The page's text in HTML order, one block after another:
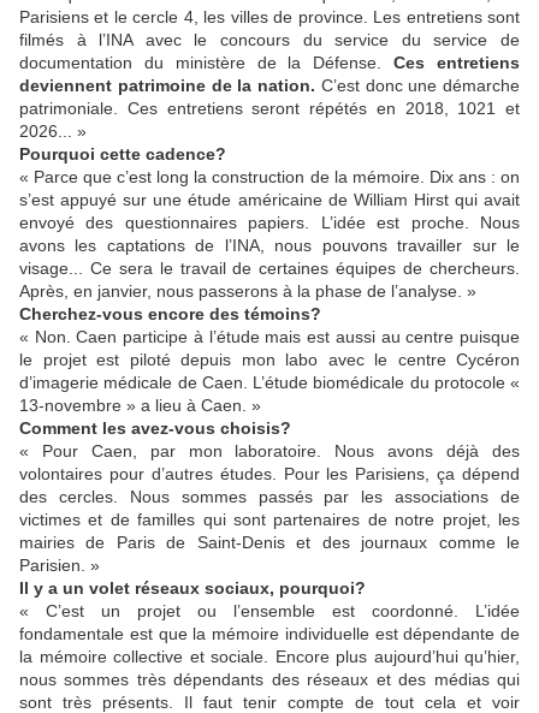
Parisiens et le cercle 4, les villes de province. Les entretiens sont
filmés à l’INA avec le concours du service du service de
documentation du ministère de la Défense.Ces entretiens
deviennent patrimoine de la nation. C’est donc une démarche
patrimoniale. Ces entretiens seront répétés en 2018, 1021 et
2026... »
Pourquoi cette cadence?
« Parce que c’est long la construction de la mémoire. Dix ans : on
s’est appuyé sur une étude américaine de William Hirst qui avait
envoyé des questionnaires papiers. L’idée est proche. Nous
avons les captations de l’INA, nous pouvons travailler sur le
visage... Ce sera le travail de certaines équipes de chercheurs.
Après, en janvier, nous passerons à la phase de l’analyse. »
Cherchez-vous encore des témoins?
« Non. Caen participe à l’étude mais est aussi au centre puisque
le projet est piloté depuis mon labo avec le centre Cycéron
d’imagerie médicale de Caen. L’étude biomédicale du protocole «
13-novembre » a lieu à Caen. »
Comment les avez-vous choisis?
« Pour Caen, par mon laboratoire. Nous avons déjà des
volontaires pour d’autres études. Pour les Parisiens, ça dépend
des cercles. Nous sommes passés par les associations de
victimes et de familles qui sont partenaires de notre projet, les
mairies de Paris de Saint-Denis et des journaux comme le
Parisien. »
Il y a un volet réseaux sociaux, pourquoi?
« C’est un projet ou l’ensemble est coordonné. L’idée
fondamentale est que la mémoire individuelle est dépendante de
la mémoire collective et sociale. Encore plus aujourd’hui qu’hier,
nous sommes très dépendants des réseaux et des médias qui
sont très présents. Il faut tenir compte de tout cela et voir